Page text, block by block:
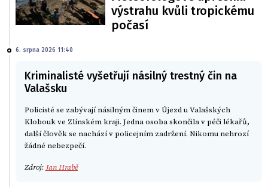
výstrahu kvůli tropickému
počasí
6. srpna 2026 11:40
Kriminalisté vyšetřují násilný trestný čin na
Valašsku
Policisté se zabývají násilným činem v Újezd u Valašských
Klobouk ve Zlínském kraji. Jedna osoba skončila v péči lékařů,
další člověk se nachází v policejním zadržení. Nikomu nehrozí
žádné nebezpečí.
Zdroj: Jan Hrabě